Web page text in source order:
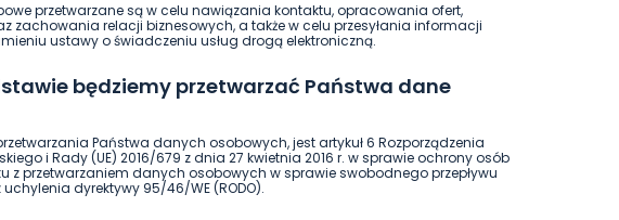
przetwarzane są w celu nawiązania kontaktu, opracowania ofert,
zachowania relacji biznesowych, a także w celu przesyłania informacji
ustawy o świadczeniu usług drogą elektroniczną.
będziemy przetwarzać Państwa dane
Państwa danych osobowych, jest artykuł 6 Rozporządzenia
i Rady (UE) 2016/679 z dnia 27 kwietnia 2016 r. w sprawie ochrony osób
z przetwarzaniem danych osobowych w sprawie swobodnego przepływu
dyrektywy 95/46/WE (RODO).
DOŁĄCZ DO DYSKUSJI
DODAJ SWÓJ